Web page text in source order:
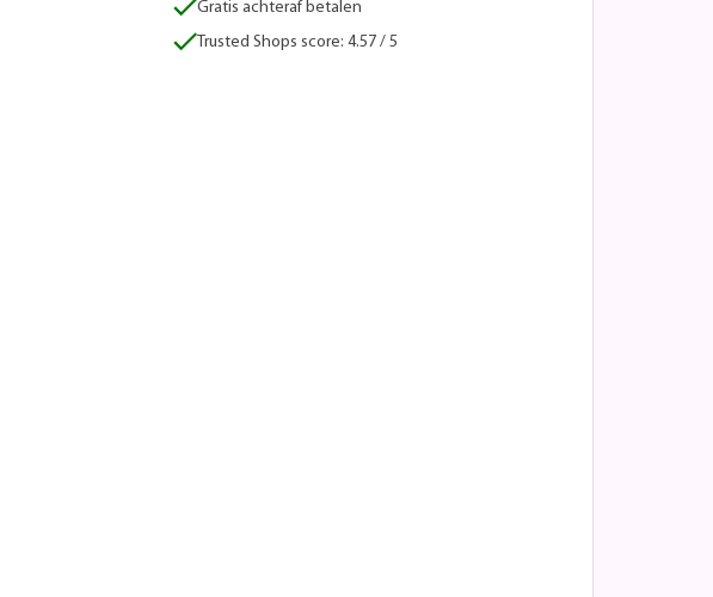
Gratis achteraf betalen
Trusted Shops score: 4.57 / 5